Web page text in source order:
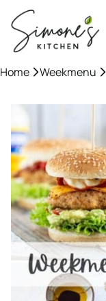
naar
inhoud
Home »Weekmenu »